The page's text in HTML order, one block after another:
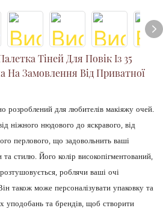
Тіней Для Повік Із 35
​​на Замовлення Від Приватної
розроблений для любителів макіяжу очей.
ніжного нюдового до яскравого, від
перлового, що задовольнить ваші
стилю. Його колір високопігментований,
роблячи ваші очі
також може персоналізувати упаковку та
уподобань та брендів, щоб створити